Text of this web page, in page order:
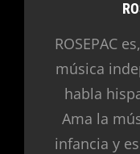
ROSEPAC
música
habla
Ama la
infancia y